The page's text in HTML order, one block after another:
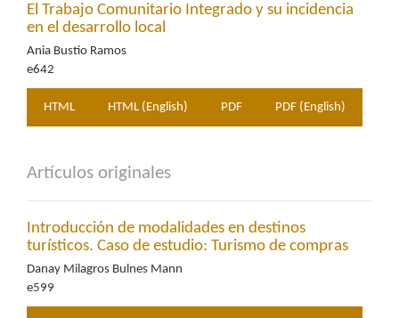
El Trabajo Comunitario Integrado y su incidencia
en el desarrollo local
Ania Bustio Ramos
e642
HTML HTML (English) PDF PDF (English)
Artículos originales
Introducción de modalidades en destinos
turísticos. Caso de estudio: Turismo de compras
Danay Milagros Bulnes Mann
e599